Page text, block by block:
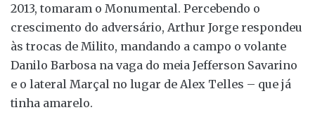
2013, tomaram o Monumental. Percebendo o
crescimento do adversário, Arthur Jorge respondeu
às trocas de Milito, mandando a campo o volante
Danilo Barbosa na vaga do meia Jefferson Savarino
e o lateral Marçal no lugar de Alex Telles – que já
tinha amarelo.